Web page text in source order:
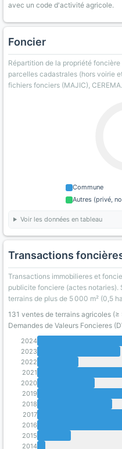
avec un code d'activité agricole.
Foncier
Répartition de la propriété
parcelles cadastrales (hors voirie
fichiers fonciers (MAJIC), CEREMA.
Commune
Autres (privé,
Voir les données en tableau
Transactions
Transactions immobilieres et
publicite fonciere (actes notaries).
terrains de plus de 5 000 m² (0,5
131 ventes de terrains agricoles
Demandes de Valeurs Foncieres
2024
2023
2022
2021
2020
2019
2018
2017
2016
2015
2014